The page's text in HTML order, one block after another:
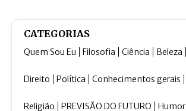
CATEGORIAS
Quem Sou Eu Filosofia Ciência Beleza
Direito Política Conhecimentos gerais
Religião PREVISÃO DO FUTURO Humor